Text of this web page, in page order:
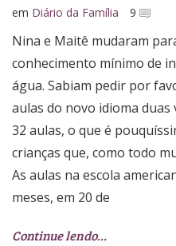
em Diário da Família 9
Nina e Maitê mudaram
conhecimento mínimo de
água. Sabiam pedir por
aulas do novo idioma duas
32 aulas, o que é
crianças que, como todo
As aulas na escola
meses, em 20 de
Continue lendo…